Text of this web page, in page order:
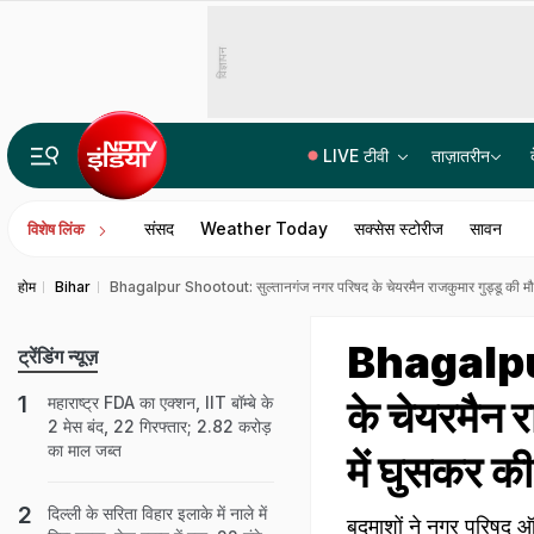
विज्ञापन
LIVE टीवी ताज़ातरीन
विशेष लिंक संसद Weather Today सक्सेस स्टोरीज सावन
होम Bihar Bhagalpur Shootout: सुल्तानगंज नगर परिषद के चेयरमैन राजकुमार गुड्डू की
के चेयरमैन
में घुसकर की
बदमाशों ने नगर परिषद
ट्रेंडिंग न्यूज़
महाराष्ट्र FDA का एक्शन, IIT बॉम्बे के
2 मेस बंद, 22 गिरफ्तार; 2.82 करोड़
का माल जब्त
दिल्ली के सरिता विहार इलाके में नाले में